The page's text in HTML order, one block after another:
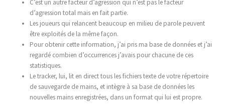
C’est un autre facteur d’agression qui n’est pas le facteur
d’agression total mais en fait partie.
Les joueurs qui relancent beaucoup en milieu de parole peuvent
être exploités de la même façon.
Pour obtenir cette information, j’ai pris ma base de données et j’ai
regardé combien d’occurrences j’avais pour chacune de ces
statistiques.
Le tracker, lui, lit en direct tous les fichiers texte de votre répertoire
de sauvegarde de mains, et intègre à sa base de données les
nouvelles mains enregistrées, dans un format qui lui est propre.